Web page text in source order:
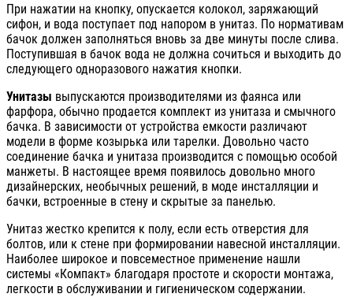
При нажатии на кнопку, опускается колокол, заряжающий
сифон, и вода поступает под напором в унитаз. По нормативам
бачок должен заполняться вновь за две минуты после слива.
Поступившая в бачок вода не должна сочиться и выходить до
следующего одноразового нажатия кнопки.
Унитазы выпускаются производителями из фаянса или
фарфора, обычно продается комплект из унитаза и смычного
бачка. В зависимости от устройства емкости различают
модели в форме козырька или тарелки. Довольно часто
соединение бачка и унитаза производится с помощью особой
манжеты. В настоящее время появилось довольно много
дизайнерских, необычных решений, в моде инсталляции и
бачки, встроенные в стену и скрытые за панелью.
Унитаз жестко крепится к полу, если есть отверстия для
болтов, или к стене при формировании навесной инсталляции.
Наиболее широкое и повсеместное применение нашли
системы «Компакт» благодаря простоте и скорости монтажа,
легкости в обслуживании и гигиеническом содержании.